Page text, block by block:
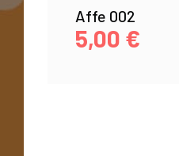
Affe 002
5,00 €